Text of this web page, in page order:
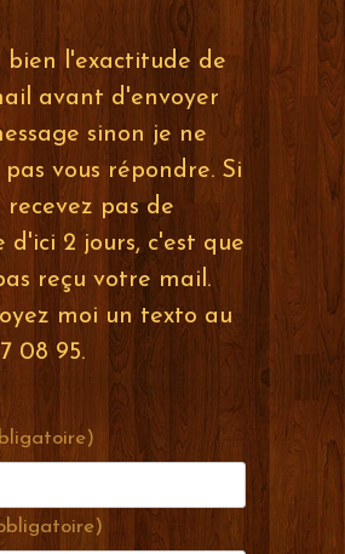
bien l'exactitude de
avant d'envoyer
sinon je ne
vous répondre. Si
recevez pas de
d'ici 2 jours, c'est que
reçu votre mail.
moi un texto au
08 95.